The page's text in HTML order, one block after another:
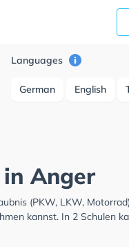
Languages
German English
Anger
(PKW, LKW,
kannst. In 2 Schulen